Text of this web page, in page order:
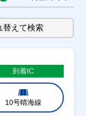
替えて検索
到着IC
10号晴海線